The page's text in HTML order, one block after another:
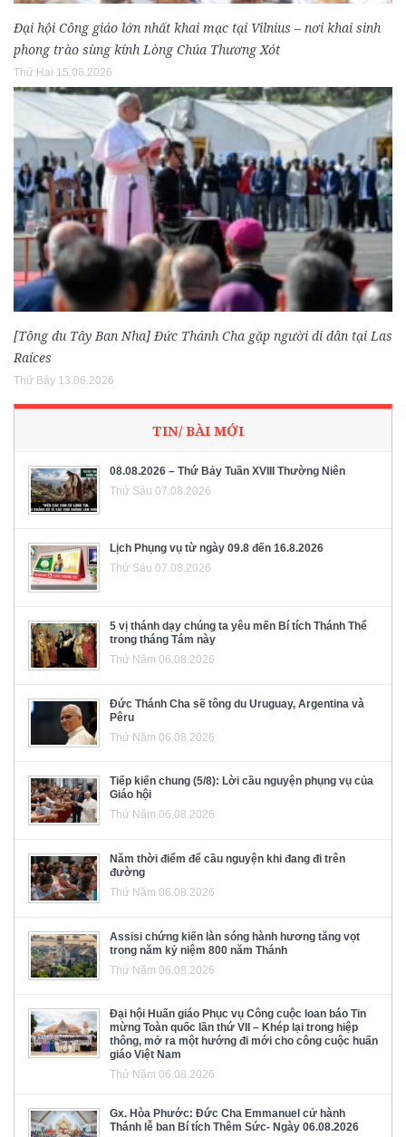
Đại hội Công giáo lớn nhất khai mạc tại Vilnius – nơi khai sinh
phong trào sùng kính Lòng Chúa Thương Xót
Thứ Hai 15.06.2026
[Tông du Tây Ban Nha] Đức Thánh Cha gặp người di dân tại Las
Raíces
Thứ Bảy 13.06.2026
TIN/ BÀI MỚI
08.08.2026 – Thứ Bảy Tuần XVIII Thường Niên
Thứ Sáu 07.08.2026
Lịch Phụng vụ từ ngày 09.8 đến 16.8.2026
Thứ Sáu 07.08.2026
5 vị thánh dạy chúng ta yêu mến Bí tích Thánh Thể
trong tháng Tám này
Thứ Năm 06.08.2026
Đức Thánh Cha sẽ tông du Uruguay, Argentina và
Pêru
Thứ Năm 06.08.2026
Tiếp kiến chung (5/8): Lời cầu nguyện phụng vụ của
Giáo hội
Thứ Năm 06.08.2026
Năm thời điểm để cầu nguyện khi đang đi trên
đường
Thứ Năm 06.08.2026
Assisi chứng kiến làn sóng hành hương tăng vọt
trong năm kỷ niệm 800 năm Thánh
Thứ Năm 06.08.2026
Đại hội Huấn giáo Phục vụ Công cuộc loan báo Tin
mừng Toàn quốc lần thứ VII – Khép lại trong hiệp
thông, mở ra một hướng đi mới cho công cuộc huấn
giáo Việt Nam
Thứ Năm 06.08.2026
Gx. Hòa Phước: Đức Cha Emmanuel cử hành
Thánh lễ ban Bí tích Thêm Sức- Ngày 06.08.2026